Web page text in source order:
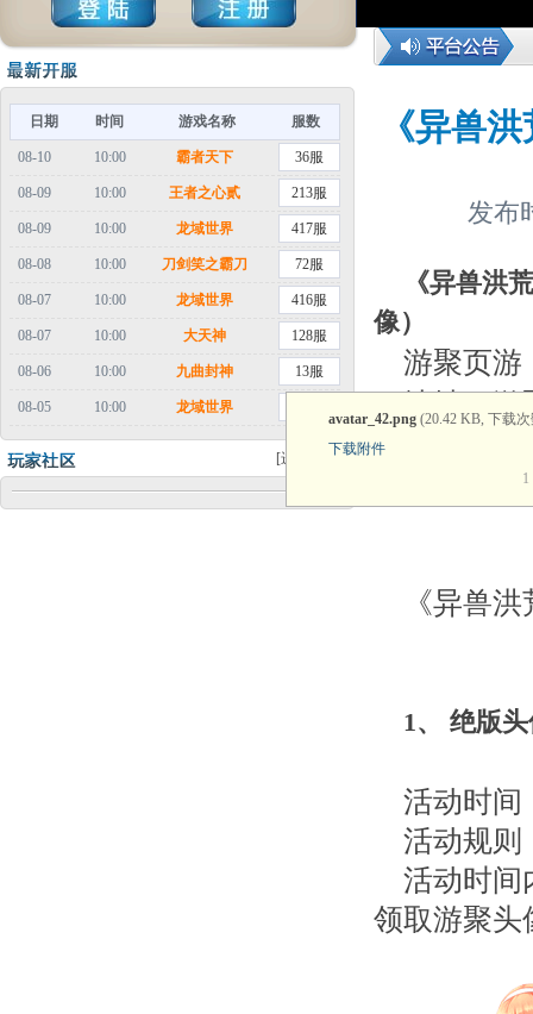
日期 时间 游戏名称 服数
08-10 10:00 霸者天下 36服
08-09 10:00 王者之心贰 213服
08-09 10:00 龙域世界 417服
08-08 10:00 刀剑笑之霸刀 72服
08-07 10:00 龙域世界 416服
08-07 10:00 大天神 128服
08-06 10:00 九曲封神 13服
08-05 10:00 龙域世界
[进入论坛]
《异兽
发布
《异兽洪
像）
游聚页游
地址：游
《异兽
1、 绝版
活动时间
活动规则
活动时间
领取游聚头
avatar_42.png (20.42 KB, 下载
下载附件